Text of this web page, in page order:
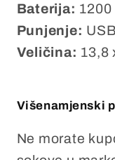
Baterija: 1200
Punjenje:
Veličina: 13,8
Višenamjenski
Ne morate